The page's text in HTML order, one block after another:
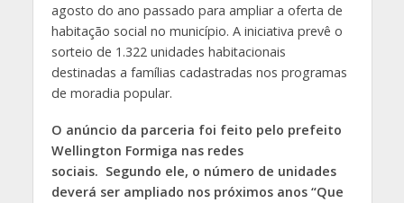
agosto do ano passado para ampliar a oferta de
habitação social no município. A iniciativa prevê o
sorteio de 1.322 unidades habitacionais
destinadas a famílias cadastradas nos programas
de moradia popular.
O anúncio da parceria foi feito pelo prefeito
Wellington Formiga nas redes
sociais. Segundo ele, o número de unidades
deverá ser ampliado nos próximos anos “Que